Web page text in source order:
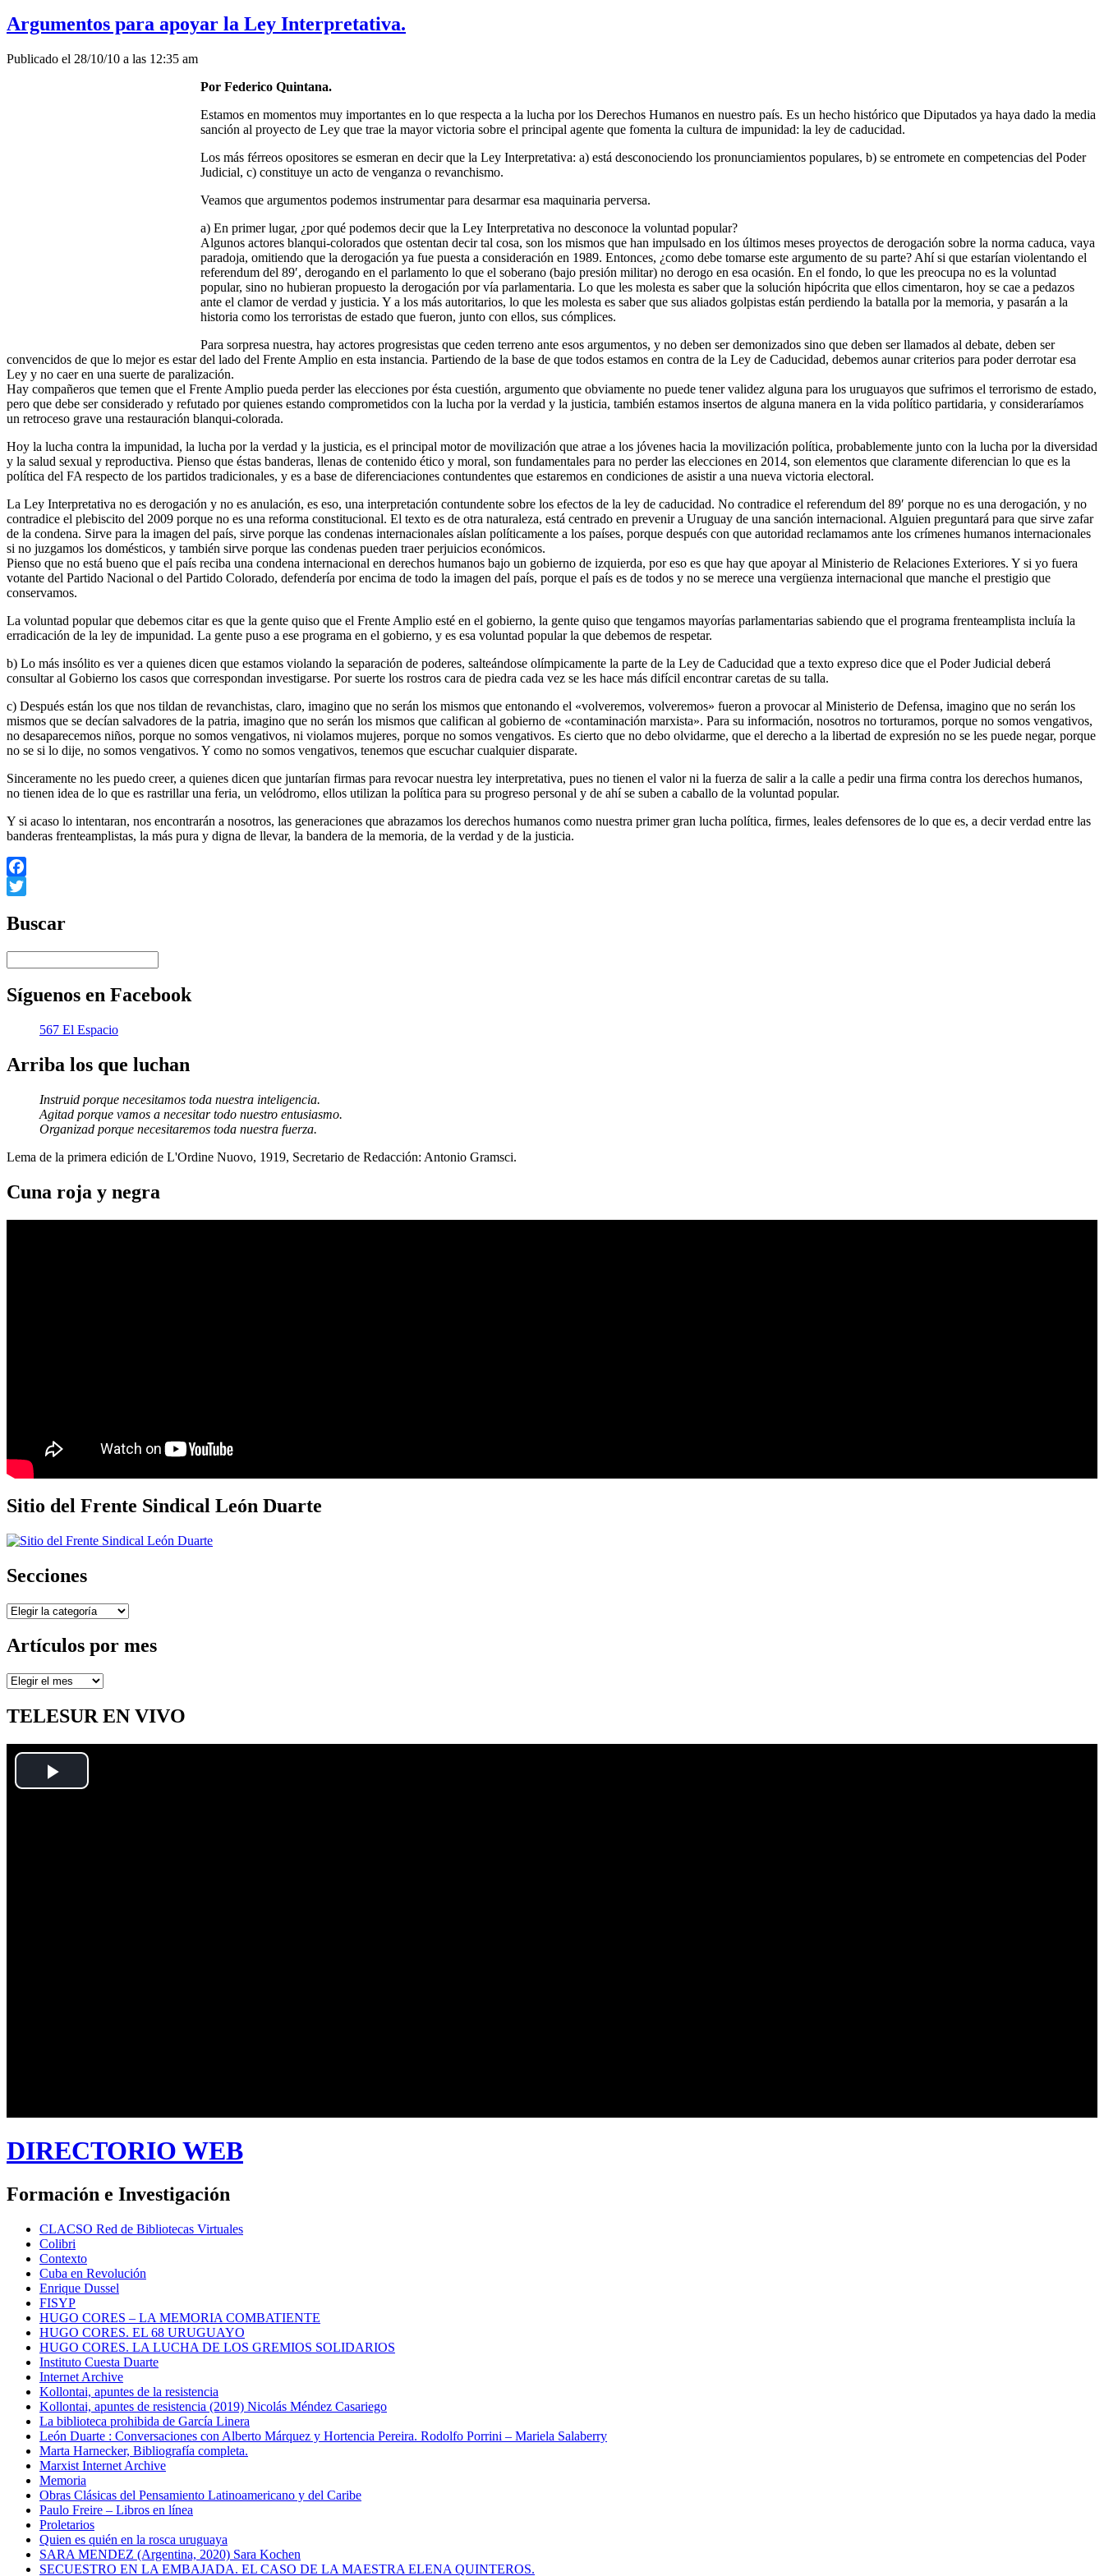
Argumentos para apoyar la Ley Interpretativa.
Publicado el 28/10/10 a las 12:35 am
Por Federico Quintana.
Estamos en momentos muy importantes en lo que respecta a la lucha por los Derechos Humanos en nuestro país. Es un hecho histórico que Diputados ya haya dado la media
sanción al proyecto de Ley que trae la mayor victoria sobre el principal agente que fomenta la cultura de impunidad: la ley de caducidad.
Los más férreos opositores se esmeran en decir que la Ley Interpretativa: a) está desconociendo los pronunciamientos populares, b) se entromete en competencias del Poder
Judicial, c) constituye un acto de venganza o revanchismo.
Veamos que argumentos podemos instrumentar para desarmar esa maquinaria perversa.
a) En primer lugar, ¿por qué podemos decir que la Ley Interpretativa no desconoce la voluntad popular?
Algunos actores blanqui-colorados que ostentan decir tal cosa, son los mismos que han impulsado en los últimos meses proyectos de derogación sobre la norma caduca, vaya
paradoja, omitiendo que la derogación ya fue puesta a consideración en 1989. Entonces, ¿como debe tomarse este argumento de su parte? Ahí si que estarían violentando el
referendum del 89′, derogando en el parlamento lo que el soberano (bajo presión militar) no derogo en esa ocasión. En el fondo, lo que les preocupa no es la voluntad
popular, sino no hubieran propuesto la derogación por vía parlamentaria. Lo que les molesta es saber que la solución hipócrita que ellos cimentaron, hoy se cae a pedazos
ante el clamor de verdad y justicia. Y a los más autoritarios, lo que les molesta es saber que sus aliados golpistas están perdiendo la batalla por la memoria, y pasarán a la
historia como los terroristas de estado que fueron, junto con ellos, sus cómplices.
Para sorpresa nuestra, hay actores progresistas que ceden terreno ante esos argumentos, y no deben ser demonizados sino que deben ser llamados al debate, deben ser
convencidos de que lo mejor es estar del lado del Frente Amplio en esta instancia. Partiendo de la base de que todos estamos en contra de la Ley de Caducidad, debemos aunar criterios para poder derrotar esa
Ley y no caer en una suerte de paralización.
Hay compañeros que temen que el Frente Amplio pueda perder las elecciones por ésta cuestión, argumento que obviamente no puede tener validez alguna para los uruguayos que sufrimos el terrorismo de estado,
pero que debe ser considerado y refutado por quienes estando comprometidos con la lucha por la verdad y la justicia, también estamos insertos de alguna manera en la vida político partidaria, y consideraríamos
un retroceso grave una restauración blanqui-colorada.
Hoy la lucha contra la impunidad, la lucha por la verdad y la justicia, es el principal motor de movilización que atrae a los jóvenes hacia la movilización política, probablemente junto con la lucha por la diversidad
y la salud sexual y reproductiva. Pienso que éstas banderas, llenas de contenido ético y moral, son fundamentales para no perder las elecciones en 2014, son elementos que claramente diferencian lo que es la
política del FA respecto de los partidos tradicionales, y es a base de diferenciaciones contundentes que estaremos en condiciones de asistir a una nueva victoria electoral.
La Ley Interpretativa no es derogación y no es anulación, es eso, una interpretación contundente sobre los efectos de la ley de caducidad. No contradice el referendum del 89′ porque no es una derogación, y no
contradice el plebiscito del 2009 porque no es una reforma constitucional. El texto es de otra naturaleza, está centrado en prevenir a Uruguay de una sanción internacional. Alguien preguntará para que sirve zafar
de la condena. Sirve para la imagen del país, sirve porque las condenas internacionales aíslan políticamente a los países, porque después con que autoridad reclamamos ante los crímenes humanos internacionales
si no juzgamos los domésticos, y también sirve porque las condenas pueden traer perjuicios económicos.
Pienso que no está bueno que el país reciba una condena internacional en derechos humanos bajo un gobierno de izquierda, por eso es que hay que apoyar al Ministerio de Relaciones Exteriores. Y si yo fuera
votante del Partido Nacional o del Partido Colorado, defendería por encima de todo la imagen del país, porque el país es de todos y no se merece una vergüenza internacional que manche el prestigio que
conservamos.
La voluntad popular que debemos citar es que la gente quiso que el Frente Amplio esté en el gobierno, la gente quiso que tengamos mayorías parlamentarias sabiendo que el programa frenteamplista incluía la
erradicación de la ley de impunidad. La gente puso a ese programa en el gobierno, y es esa voluntad popular la que debemos de respetar.
b) Lo más insólito es ver a quienes dicen que estamos violando la separación de poderes, salteándose olímpicamente la parte de la Ley de Caducidad que a texto expreso dice que el Poder Judicial deberá
consultar al Gobierno los casos que correspondan investigarse. Por suerte los rostros cara de piedra cada vez se les hace más difícil encontrar caretas de su talla.
c) Después están los que nos tildan de revanchistas, claro, imagino que no serán los mismos que entonando el «volveremos, volveremos» fueron a provocar al Ministerio de Defensa, imagino que no serán los
mismos que se decían salvadores de la patria, imagino que no serán los mismos que califican al gobierno de «contaminación marxista». Para su información, nosotros no torturamos, porque no somos vengativos,
no desaparecemos niños, porque no somos vengativos, ni violamos mujeres, porque no somos vengativos. Es cierto que no debo olvidarme, que el derecho a la libertad de expresión no se les puede negar, porque
no se si lo dije, no somos vengativos. Y como no somos vengativos, tenemos que escuchar cualquier disparate.
Sinceramente no les puedo creer, a quienes dicen que juntarían firmas para revocar nuestra ley interpretativa, pues no tienen el valor ni la fuerza de salir a la calle a pedir una firma contra los derechos humanos,
no tienen idea de lo que es rastrillar una feria, un velódromo, ellos utilizan la política para su progreso personal y de ahí se suben a caballo de la voluntad popular.
Y si acaso lo intentaran, nos encontrarán a nosotros, las generaciones que abrazamos los derechos humanos como nuestra primer gran lucha política, firmes, leales defensores de lo que es, a decir verdad entre las
banderas frenteamplistas, la más pura y digna de llevar, la bandera de la memoria, de la verdad y de la justicia.
Facebook
Buscar
Síguenos en Facebook
567 El Espacio
Arriba los que luchan
Instruid porque necesitamos toda nuestra inteligencia.
Agitad porque vamos a necesitar todo nuestro entusiasmo.
Organizad porque necesitaremos toda nuestra fuerza.
Lema de la primera edición de L'Ordine Nuovo, 1919, Secretario de Redacción: Antonio Gramsci.
Cuna roja y negra
Sitio del Frente Sindical León Duarte
Secciones
Secciones
Artículos por mes
Artículos
mes
TELESUR EN VIVO
DIRECTORIO WEB
Formación e Investigación
CLACSO Red de Bibliotecas Virtuales
Colibri
Contexto
Cuba en Revolución
Enrique Dussel
FISYP
HUGO CORES – LA MEMORIA COMBATIENTE
HUGO CORES. EL 68 URUGUAYO
HUGO CORES. LA LUCHA DE LOS GREMIOS SOLIDARIOS
Instituto Cuesta Duarte
Internet Archive
Kollontai, apuntes de la resistencia
Kollontai, apuntes de resistencia (2019) Nicolás Méndez Casariego
La biblioteca prohibida de García Linera
León Duarte : Conversaciones con Alberto Márquez y Hortencia Pereira. Rodolfo Porrini – Mariela Salaberry
Marta Harnecker, Bibliografía completa.
Marxist Internet Archive
Memoria
Obras Clásicas del Pensamiento Latinoamericano y del Caribe
Paulo Freire – Libros en línea
Proletarios
Quien es quién en la rosca uruguaya
SARA MENDEZ (Argentina, 2020) Sara Kochen
SECUESTRO EN LA EMBAJADA. EL CASO DE LA MAESTRA ELENA QUINTEROS.